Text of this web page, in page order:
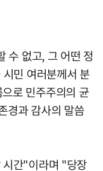
수 없고, 그 어떤 정
민 여러분께서 분
로 민주주의의 균
경과 감사의 말씀
시간"이라며 "당장